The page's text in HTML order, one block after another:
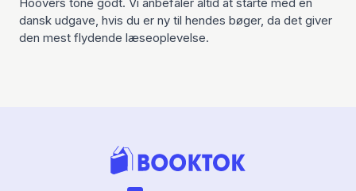
dansk udgave, hvis du er ny til hendes bøger, da det giver
den mest flydende læseoplevelse.